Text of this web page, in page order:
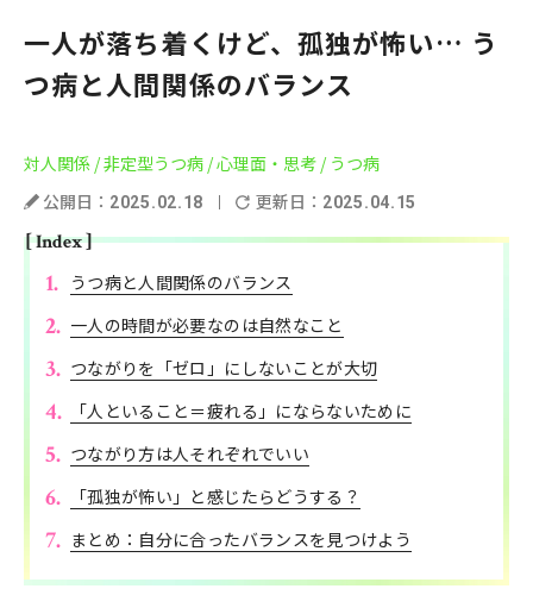
一人が落ち着くけど、孤独が怖い… う
つ病と人間関係のバランス
対人関係 / 非定型うつ病 / 心理面・思考 / うつ病
公開日： 2025.02.18 更新日： 2025.04.15
[ Index ]
うつ病と人間関係のバランス
一人の時間が必要なのは自然なこと
つながりを「ゼロ」にしないことが大切
「人といること＝疲れる」にならないために
つながり方は人それぞれでいい
「孤独が怖い」と感じたらどうする？
まとめ：自分に合ったバランスを見つけよう